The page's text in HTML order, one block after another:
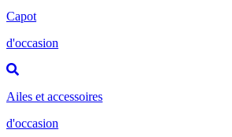
Capot
d'occasion
Ailes et accessoires
d'occasion